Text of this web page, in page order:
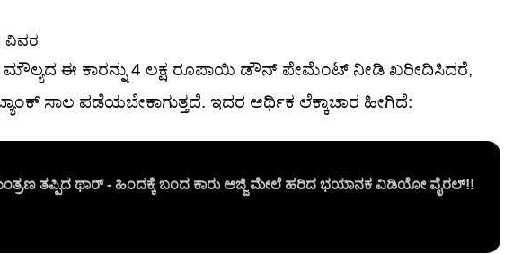
ವಿವರ
ಮೌಲ್ಯದ ಈ ಕಾರನ್ನು 4 ಲಕ್ಷ ರೂಪಾಯಿ ಡೌನ್ ಪೇಮೆಂಟ್ ನೀಡಿ ಖರೀದಿಸಿದರೆ,
ಸಾಲ ಪಡೆಯಬೇಕಾಗುತ್ತದೆ. ಇದರ ಆರ್ಥಿಕ ಲೆಕ್ಕಾಚಾರ ಹೀಗಿದೆ:
ತಪ್ಪಿದ ಥಾರ್ - ಹಿಂದಕ್ಕೆ ಬಂದ ಕಾರು ಅಜ್ಜಿ ಮೇಲೆ ಹರಿದ ಭಯಾನಕ ವಿಡಿಯೋ ವೈರಲ್!!